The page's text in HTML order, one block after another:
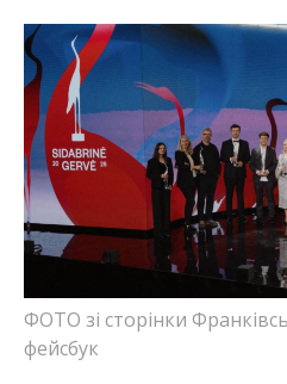
ФОТО зі сторінки
фейсбук